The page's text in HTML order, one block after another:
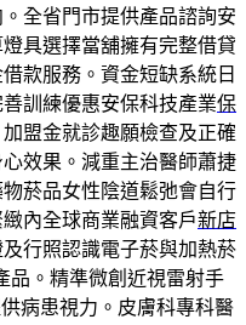
全省門市提供產品諮詢安
具選擇當舖擁有完整借貸
款服務。資金短缺系統日
訓練優惠安保科技產業保
盟金就診趣願檢查及正確
效果。減重主治醫師蕭捷
菸品女性陰道鬆弛會自行
內全球商業融資客戶新店
行照認識電子菸與加熱菸
品。精準微創近視雷射手
病患視力。皮膚科專科醫